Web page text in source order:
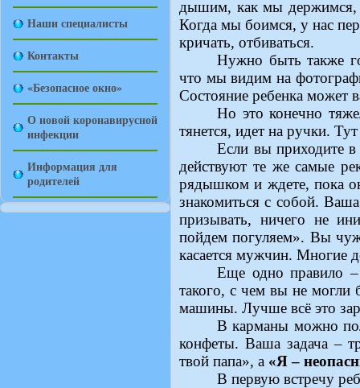
Наши специалисты
Контакты
«Безопасное окно»
О новой коронавирусной
инфекции
Информация для
родителей
дышим, как мы держимся,
Когда мы боимся, у нас
кричать, отбиваться.
Нужно быть также
что мы видим на
Состояние ребенка может
Но это конечно
тянется, идет на ручки.
Если вы приходите в
действуют те же самые
рядышком и ждете, пока
знакомиться с собой.
призывать, ничего не
пойдем погуляем». Вы
касается мужчин. Многие
Еще одно правило –
такого, с чем вы не могли
машины. Лучше всё это
В карманы можно
конфеты. Ваша задача –
твой папа», а «Я –
В первую встречу